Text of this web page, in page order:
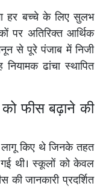
हर बच्चे के लिए सुलभ
पर अतिरिक्त आर्थिक
से पूरे पंजाब में निजी
ढांचा स्थापित
फीस बढ़ाने की
किए थे जिनके तहत
थी। स्कूलों को केवल
की जानकारी प्रदर्शित